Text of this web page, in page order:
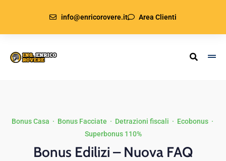
info@enricorovere.it Area Clienti
Bonus Casa · Bonus Facciate · Detrazioni fiscali · Ecobonus·
Superbonus 110%
Bonus Edilizi – Nuova FAQ